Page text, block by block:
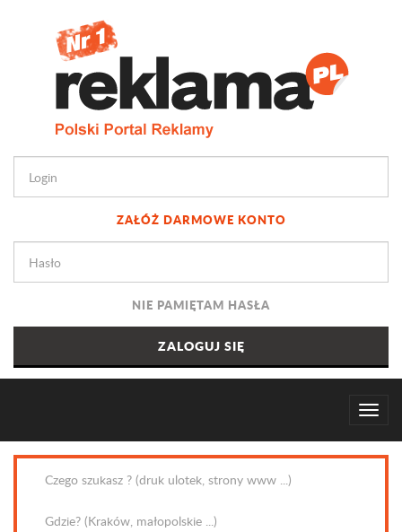
ZAŁÓŻ DARMOWE KONTO
NIE PAMIĘTAM HASŁA